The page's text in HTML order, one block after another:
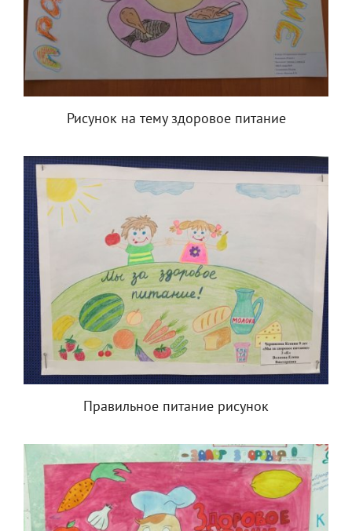
Рисунок на тему здоровое питание
Правильное питание рисунок